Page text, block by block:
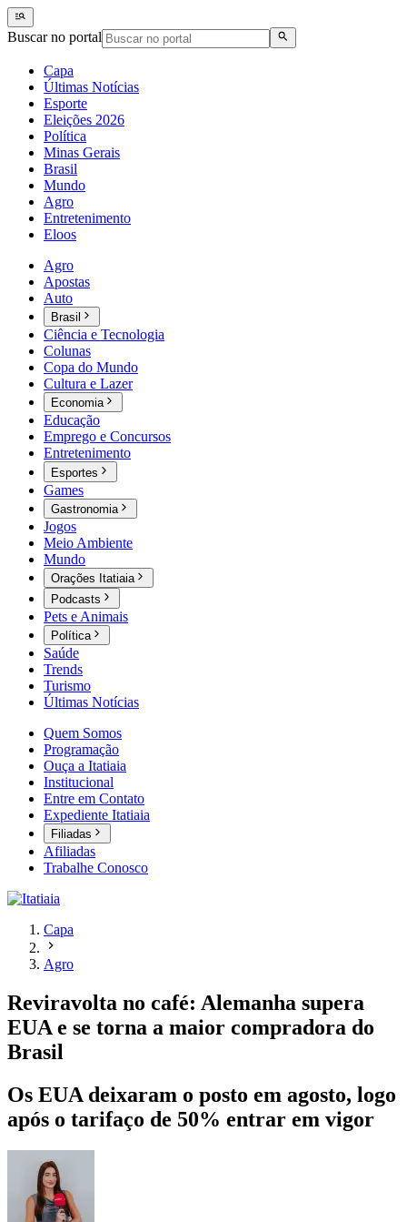
Buscar no portal
Capa
Últimas Notícias
Esporte
Eleições 2026
Política
Minas Gerais
Brasil
Mundo
Agro
Entretenimento
Eloos
Agro
Apostas
Auto
Brasil
Ciência e Tecnologia
Colunas
Copa do Mundo
Cultura e Lazer
Economia
Educação
Emprego e Concursos
Entretenimento
Esportes
Games
Gastronomia
Jogos
Meio Ambiente
Mundo
Orações Itatiaia
Podcasts
Pets e Animais
Política
Saúde
Trends
Turismo
Últimas Notícias
Quem Somos
Programação
Ouça a Itatiaia
Institucional
Entre em Contato
Expediente Itatiaia
Filiadas
Afiliadas
Trabalhe Conosco
Capa
Agro
Reviravolta no café: Alemanha supera
EUA e se torna a maior compradora do
Brasil
Os EUA deixaram o posto em agosto, logo
após o tarifaço de 50% entrar em vigor